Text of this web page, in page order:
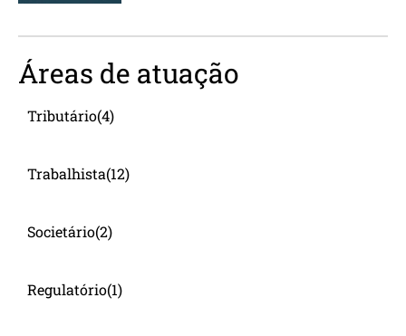
Áreas de atuação
Tributário(4)
Trabalhista(12)
Societário(2)
Regulatório(1)